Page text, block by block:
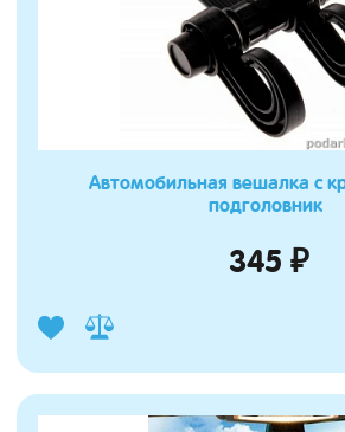
Автомобильная вешалка с
подголовник
345 ₽